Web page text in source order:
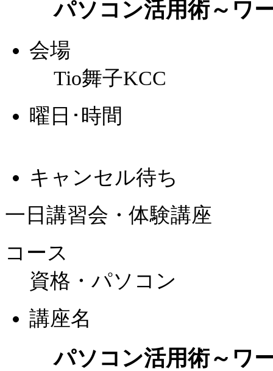
パソコン活用術～ワ
会場
Tio舞子KCC
曜日･時間
キャンセル待ち
一日講習会・体験講座
コース
資格・パソコン
講座名
パソコン活用術～ワ